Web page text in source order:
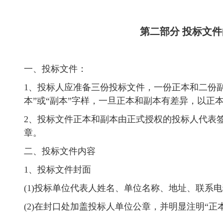
第二部分 投标文
一、投标文件：
1、投标人应准备三份投标文件，一份正本和二份
本”或“副本”字样，一旦正本和副本有差异，以正
2、投标文件正本和副本由正式授权的投标人代表
章。
二、投标文件内容
1、投标文件封面
(1)投标单位代表人姓名、单位名称、地址、联系
(2)在封口处加盖投标人单位公章，并明显注明“正